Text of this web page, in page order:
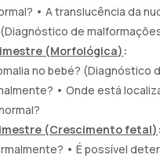
• A translucência da
de
(Morfológica) :
no bebé?
• Onde está
(Crescimento fetal) :
• É possível